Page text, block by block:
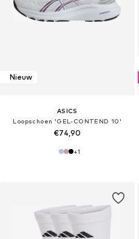
Nieuw
ASICS
Loopschoen 'GEL-CONTEND 10'
€74,90
+1